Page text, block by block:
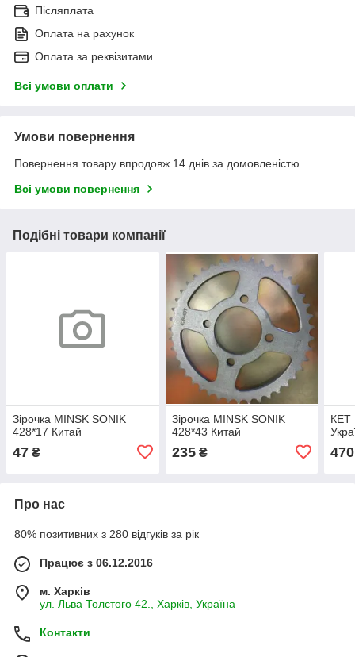
Післяплата
Оплата на рахунок
Оплата за реквізитами
Всі умови оплати
Умови повернення
Повернення товару впродовж 14 днів за домовленістю
Всі умови повернення
Подібні товари компанії
Зірочка MINSK SONIK
428*17 Китай
47 ₴
Зірочка MINSK SONIK
428*43 Китай
235₴
КЕТ
470
Про нас
80% позитивних з 280 відгуків за рік
Працює з 06.12.2016
м. Харків
ул. Льва Толстого 42., Харків, Україна
Контакти